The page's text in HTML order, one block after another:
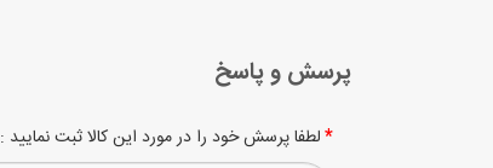
پرسش و پاسخ
لطفا پرسش خود را در مورد این کالا ثبت نمایید :